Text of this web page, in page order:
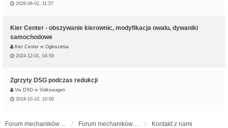
2026-06-02, 11:57
Kier Center - obszywanie kierownic, modyfikacja owalu, dywaniki
samochodowe
Kier Center w Ogłoszenia
2024-12-01, 04:59
Zgrzyty DSG podczas redukcji
Vw DSG w Volkswagen
2018-10-10, 10:00
Forum mechaników samochodowych - forum-mechaniczne.pl Forum mechaników samochodowych Kontakt z nami